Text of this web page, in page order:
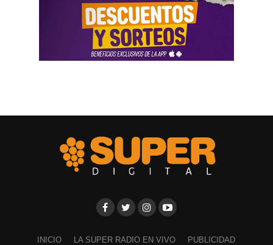
INICIO LA SUPER RADIO EN VIVO PUBLICIDAD